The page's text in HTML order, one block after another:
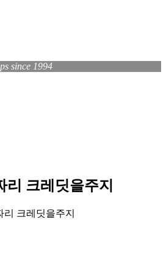
since 1994
리 크레딧을주지
리 크레딧을주지